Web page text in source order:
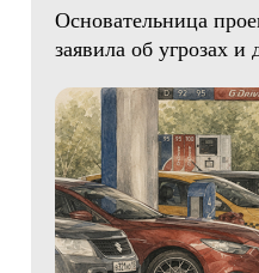
Основательница
заявила об угрозах и